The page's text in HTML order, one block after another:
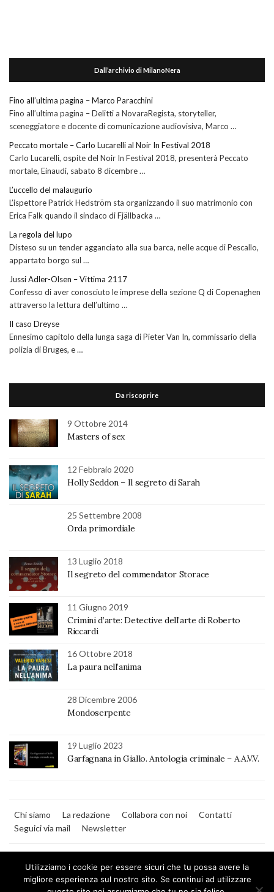
Dall’archivio di MilanoNera
Fino all’ultima pagina – Marco Paracchini
Fino all’ultima pagina – Delitti a NovaraRegista, storyteller,
sceneggiatore e docente di comunicazione audiovisiva, Marco …
Peccato mortale – Carlo Lucarelli al Noir In Festival 2018
Carlo Lucarelli, ospite del Noir In Festival 2018, presenterà Peccato
mortale, Einaudi, sabato 8 dicembre …
L’uccello del malaugurio
L’ispettore Patrick Hedström sta organizzando il suo matrimonio con
Erica Falk quando il sindaco di Fjällbacka …
La regola del lupo
Disteso su un tender agganciato alla sua barca, nelle acque di Pescallo,
appartato borgo sul …
Jussi Adler-Olsen – Vittima 2117
Confesso di aver conosciuto le imprese della sezione Q di Copenaghen
attraverso la lettura dell’ultimo …
Il caso Dreyse
Ennesimo capitolo della lunga saga di Pieter Van In, commissario della
polizia di Bruges, e …
Da riscoprire
9 Ottobre 2014
Masters of sex
12 Febbraio 2020
Holly Seddon – Il segreto di Sarah
25 Settembre 2008
Orda primordiale
13 Luglio 2018
Il segreto del commendator Storace
11 Giugno 2019
Crimini d’arte: Detective dell’arte di Roberto
Riccardi
16 Ottobre 2018
La paura nell’anima
28 Dicembre 2006
Mondoserpente
19 Luglio 2023
Garfagnana in Giallo. Antologia criminale – A.A.V.V.
Chi siamo La redazione Collabora con noi
Contatti
Seguici via mail
Newsletter
Utilizziamo i cookie per essere sicuri che tu possa avere la
migliore esperienza sul nostro sito. Se continui ad utilizzare